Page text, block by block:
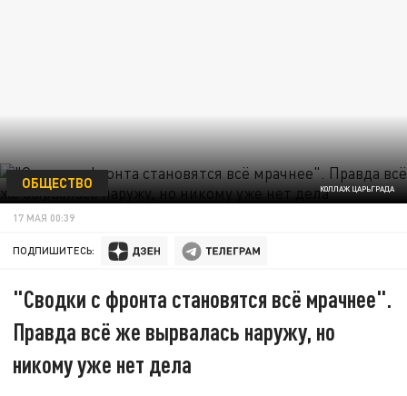
КОЛЛАЖ ЦАРЬГРАДА
ОБЩЕСТВО
17 МАЯ 00:39
ПОДПИШИТЕСЬ:
"Сводки с фронта становятся всё мрачнее".
Правда всё же вырвалась наружу, но
никому уже нет дела